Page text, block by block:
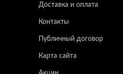
Доставка и оплата
Контакты
Публичный договор
Карта сайта